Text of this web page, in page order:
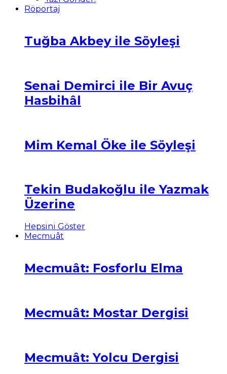
Röportaj
Tuğba Akbey ile Söyleşi
Senai Demirci ile Bir Avuç
Hasbihâl
Mim Kemal Öke ile Söyleşi
Tekin Budakoğlu ile Yazmak
Üzerine
Hepsini Göster
Mecmuât
Mecmuât: Fosforlu Elma
Mecmuât: Mostar Dergisi
Mecmuât: Yolcu Dergisi